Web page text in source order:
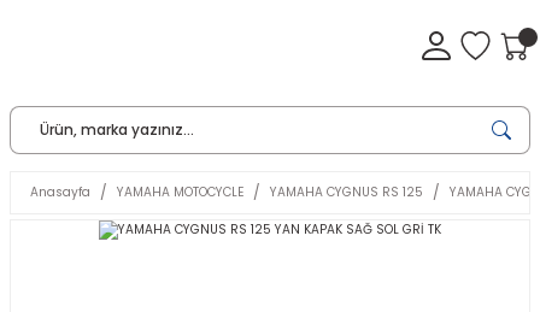
Anasayfa YAMAHA MOTOCYCLE YAMAHA CYGNUS RS 125 YAMAHA